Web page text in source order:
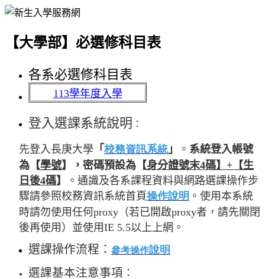
【大學部】必選修科目表
各系必選修科目表
113學年度入學
登入選課系統說明 ：
先登入長庚大學 「校務資訊系統」 。 系統登入帳號
為 【學號】 ，密碼預設為 【身分證號末4碼】+【生
日後4碼】
。通識及各系課程資料與網路選課操作步
驟請參照校務資訊系統首頁操作說明 。使用本系統
時請勿使用任何proxy（若已開啟proxy者，請先關閉
後再使用）並使用IE 5.5以上上網。
選課操作流程 ： 參考操作說明
選課基本注意事項 ：